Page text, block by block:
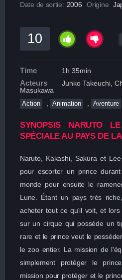
Date de sortie: 2006 Origine
10
Time 1h 35min
Acteurs
Junko Takeuchi,
Masukawa
Action Animation Aventure
SYNOPSIS NARUTO
SPÉCIALE AU PAYS DE
Naruto, Kakashi, Sakura et
pour escorter un prince
monde pour ensuite le
Lune. Étant un pays très
acheter tout ce qu'il voit, et
sur un cirque qui possède un
rare et le prince veut le
le zoo entier. La mission de
simplement protéger le
mission pour protéger et le